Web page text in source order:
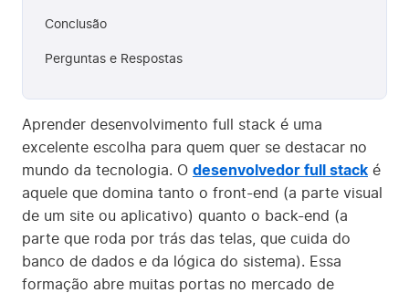
Aprender desenvolvimento full stack é uma
excelente escolha para quem quer se destacar no
mundo da tecnologia. O desenvolvedor full stack é
aquele que domina tanto o front-end (a parte visual
de um site ou aplicativo) quanto o back-end (a
parte que roda por trás das telas, que cuida do
banco de dados e da lógica do sistema). Essa
formação abre muitas portas no mercado de
Conclusão
Perguntas e Respostas